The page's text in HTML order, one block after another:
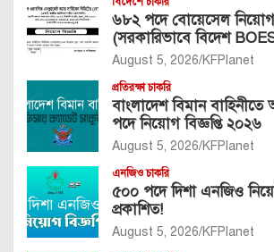
৬৮২ পদে বোয়েসেল নিয়োগ
(সরকারিভাবে বিদেশ
August 5, 2026 KFPlanet
প্রতিরক্ষা চাকরি
বাংলাদেশ বিমান বাহিনীতে
পদে নিয়োগ বিজ্ঞপ্তি ২০২৬
August 5, 2026 KFPlanet
এনজিও চাকরি
৫০০ পদে দিশা এনজিও
প্রকাশিত!
August 5, 2026 KFPlanet